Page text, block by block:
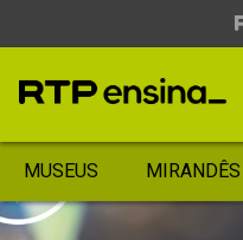
MUSEUS MIRANDÊS